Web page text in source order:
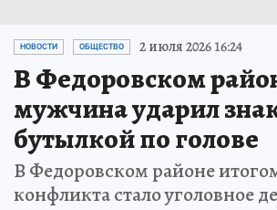
НОВОСТИ ОБЩЕСТВО 2 июля 2026 16:24
В Федоровском
мужчина ударил
бутылкой по голове
В Федоровском районе
конфликта стало уголовное